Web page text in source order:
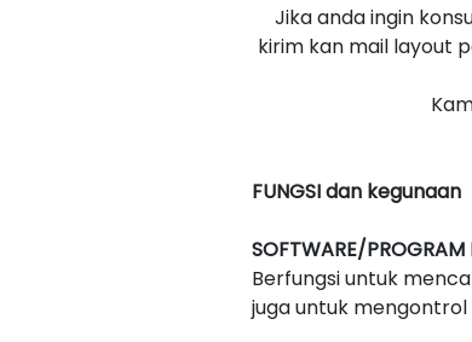
Jika anda ingin
kirim kan mail layout
FUNGSI dan kegunaan
SOFTWARE/PROGRAM
Berfungsi untuk
juga untuk